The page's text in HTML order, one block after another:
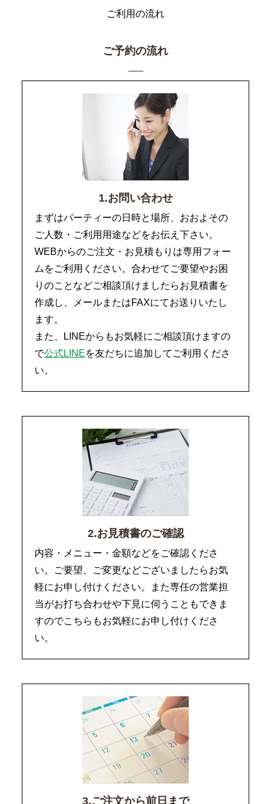
ご利用の流れ
ご予約の流れ
1.お問い合わせ
まずはパーティーの日時と場所、おおよその
ご人数・ご利用用途などをお伝え下さい。
WEBからのご注文・お見積もりは専用フォー
ムをご利用ください。合わせてご要望やお困
りのことなどご相談頂けましたらお見積書を
作成し、メールまたはFAXにてお送りいたし
ます。
また、LINEからもお気軽にご相談頂けますの
で公式LINEを友だちに追加してご利用くださ
い。
2.お見積書のご確認
内容・メニュー・金額などをご確認くださ
い。ご要望、ご変更などございましたらお気
軽にお申し付けください。また専任の営業担
当がお打ち合わせや下見に伺うこともできま
すのでこちらもお気軽にお申し付けくださ
い。
3.ご注文から前日まで